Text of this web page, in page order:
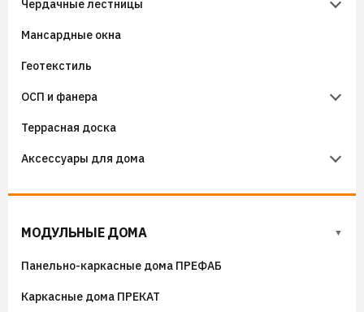
Утеплители KNAUF
Бутиловые ленты
Аэроэлементы
Уплотнители кровельные
Гидроизоляция примыканий
Крепёж кровельный
Крепёж фасадный
Чердачные лестницы
Чердачные лестницы Fakro
Чердачные лестницы Docke
Мансардные окна
Геотекстиль
ОСП и фанера
Фанера
ОСП (OSB) плиты
Террасная доска
Аксессуары для дома
МОДУЛЬНЫЕ ДОМА
Панельно-каркасные дома ПРЕФАБ
Каркасные дома ПРЕКАТ